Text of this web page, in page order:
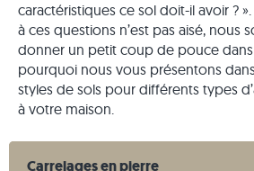
caractéristiques ce sol doit-il avoir ?
à ces questions n’est pas aisé, nous
donner un petit coup de pouce dans
pourquoi nous vous présentons
styles de sols pour différents types
à votre maison.
Carrelages en pierre